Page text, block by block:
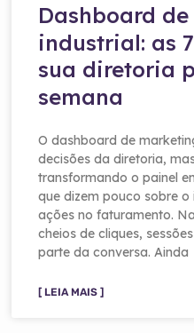
Dashboard
industrial: as
sua diretoria
semana
O dashboard de
decisões da diretoria,
transformando o painel
que dizem pouco sobre
ações no faturamento.
cheios de cliques,
parte da conversa. Ainda
[ LEIA MAIS ]